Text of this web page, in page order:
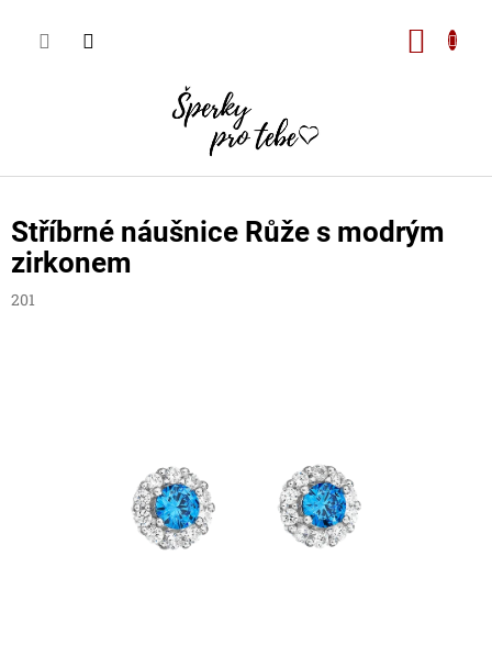
obsah
Stříbrné náušnice Růže s modrým
zirkonem
201